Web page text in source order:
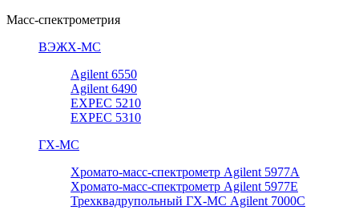
Масс-спектрометрия
ВЭЖХ-МС
Agilent 6550
Agilent 6490
EXPEC 5210
EXPEC 5310
ГХ-МС
Хромато-масс-спектрометр Agilent 5977А
Хромато-масс-спектрометр Agilent 5977E
Трехквадрупольный ГХ-МС Agilent 7000C